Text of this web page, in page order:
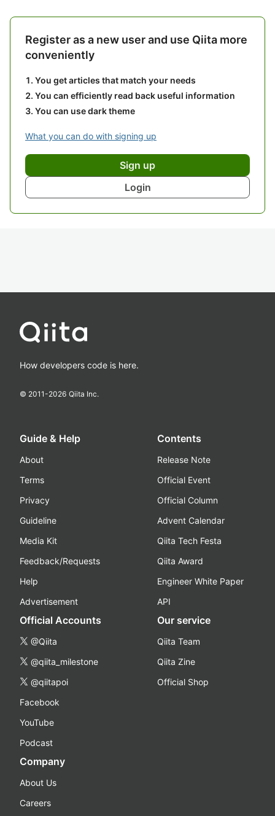
Register as a new user and use Qiita more
conveniently
You get articles that match your needs
You can efficiently read back useful information
You can use dark theme
What you can do with signing up
Sign up
Login
How developers code is here.
© 2011-2026 Qiita Inc.
Guide & Help
About
Terms
Privacy
Guideline
Media Kit
Feedback/Requests
Help
Advertisement
Contents
Release Note
Official Event
Official Column
Advent Calendar
Qiita Tech Festa
Qiita Award
Engineer White Paper
API
Official Accounts
@Qiita
@qiita_milestone
@qiitapoi
Facebook
YouTube
Podcast
Our service
Qiita Team
Qiita Zine
Official Shop
Company
About Us
Careers